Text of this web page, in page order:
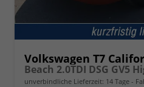
Volkswagen T7
Beach 2.0TDI DSG GV5
unverbindliche Lieferzeit: 14 Tage